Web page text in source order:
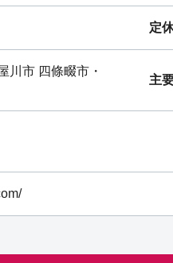
定
川市 四條畷市・
主